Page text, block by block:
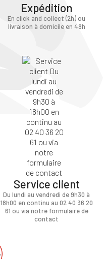
Expédition
En click and collect (2h) ou
livraison à domicile en 48h
Service client
Du lundi au vendredi de 9h30 à
18h00 en continu au 02 40 36 20
61 ou via notre formulaire de
contact